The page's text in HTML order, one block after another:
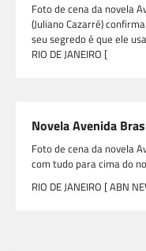
Foto de cena da novela
(Juliano Cazarré)
seu segredo é que ele
RIO DE JANEIRO [
Novela Avenida
Foto de cena da novela
com tudo para cima do
RIO DE JANEIRO [ ABN